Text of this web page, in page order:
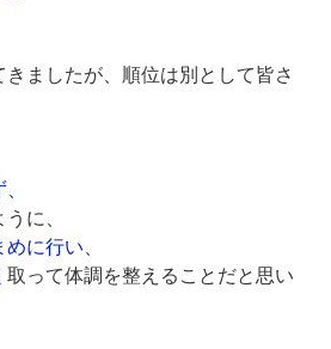
ましたが、順位は別として皆さ
に、
めに行い
取って体調を整えることだと思い